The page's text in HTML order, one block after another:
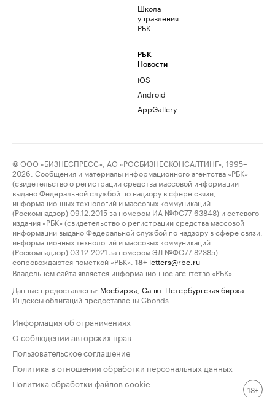
Школа
управления
РБК
РБК
Новости
iOS
Android
AppGallery
© ООО «БИЗНЕСПРЕСС», АО «РОСБИЗНЕСКОНСАЛТИНГ», 1995–
2026. Сообщения и материалы информационного агентства «РБК»
(свидетельство о регистрации средства массовой информации
выдано Федеральной службой по надзору в сфере связи,
информационных технологий и массовых коммуникаций
(Роскомнадзор) 09.12.2015 за номером ИА №ФС77-63848) и сетевого
издания «РБК» (свидетельство о регистрации средства массовой
информации выдано Федеральной службой по надзору в сфере связи,
информационных технологий и массовых коммуникаций
(Роскомнадзор) 03.12.2021 за номером ЭЛ №ФС77-82385)
сопровождаются пометкой «РБК».
18+ letters@rbc.ru
Владельцем сайта является информационное агентство «РБК».
Данные предоставлены: Мосбиржа Санкт-Петербургская биржа
Индексы облигаций предоставлены Cbonds.
Информация об ограничениях
О соблюдении авторских прав
Пользовательское соглашение
Политика в отношении обработки персональных данных
Политика обработки файлов cookie
18+